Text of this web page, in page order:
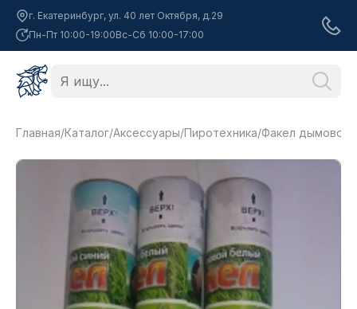
г. Екатеринбург, ул. 40 лет Октября, д.29
Пн-Пт 10:00-19:00Вс-Сб 10:00-17:00
Главная/Каталог/Аксессуары/Пиротехника/Факел дымовой,